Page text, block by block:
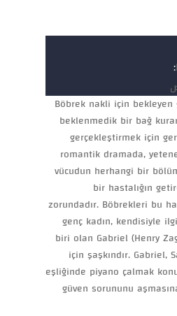
:
Böbrek nakli için
beklenmedik bir bağ
gerçekleştirmek için
romantik dramada,
vücudun herhangi bir
bir hastalığın
zorundadır. Böbrekleri bu
genç kadın, kendisiyle
biri olan Gabriel (Henry
için şaşkındır. Gabriel,
eşliğinde piyano çalmak
güven sorununu